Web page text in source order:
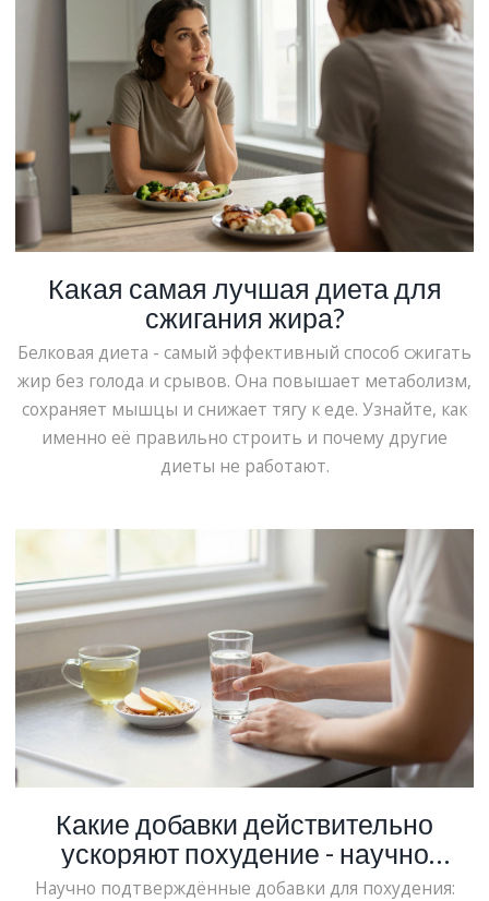
Какая самая лучшая диета для
сжигания жира?
Белковая диета - самый эффективный способ сжигать
жир без голода и срывов. Она повышает метаболизм,
сохраняет мышцы и снижает тягу к еде. Узнайте, как
именно её правильно строить и почему другие
диеты не работают.
Какие добавки действительно
ускоряют похудение - научно
подтвержденные варианты
Научно подтверждённые добавки для похудения: